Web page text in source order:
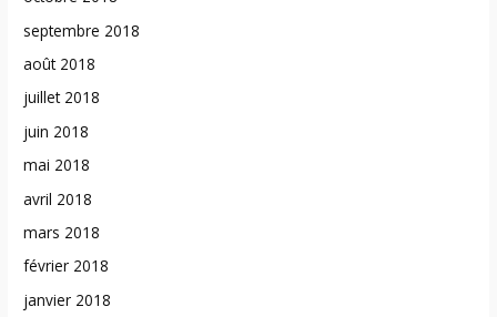
septembre 2018
août 2018
juillet 2018
juin 2018
mai 2018
avril 2018
mars 2018
février 2018
janvier 2018